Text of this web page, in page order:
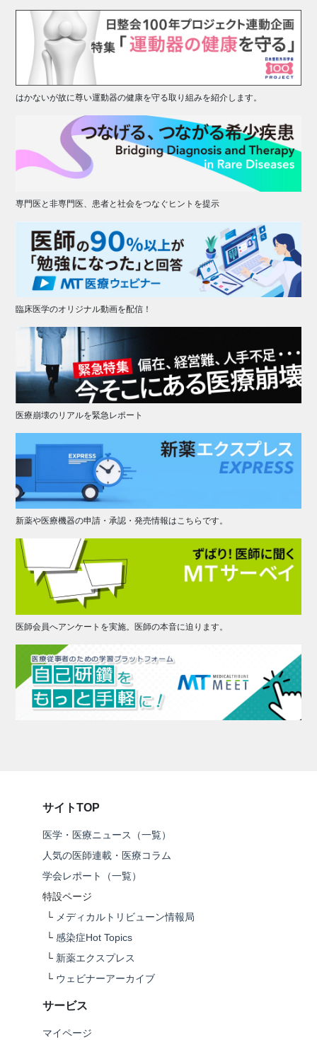
はかないが故に尊い運動器の健康を守る取り組みを紹介します。
専門医と非専門医、患者と社会をつなぐヒントを提示
臨床医学のオリジナル動画を配信！
医療崩壊のリアルを緊急レポート
新薬や医療機器の申請・承認・発売情報はこちらです。
医師会員へアンケートを実施。医師の本音に迫ります。
サイトTOP
医学・医療ニュース（一覧）
人気の医師連載・医療コラム
学会レポート（一覧）
特設ページ
└ メディカルトリビューン情報局
└ 感染症Hot Topics
└ 新薬エクスプレス
└ ウェビナーアーカイブ
サービス
マイページ